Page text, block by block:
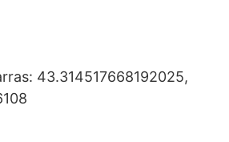
43.314517668192025,